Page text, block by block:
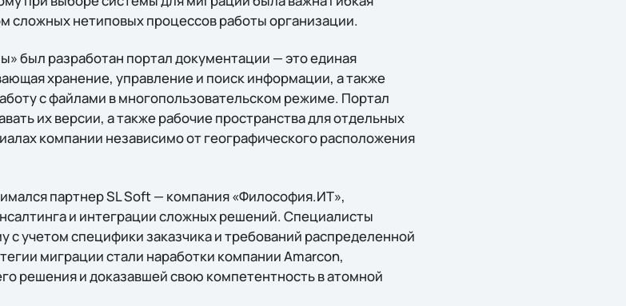
сложных нетиповых процессов работы организации.
был разработан портал документации — это единая
хранение, управление и поиск информации, а также
с файлами в многопользовательском режиме. Портал
их версии, а также рабочие пространства для отдельных
компании независимо от географического расположения
партнер SL Soft — компания «Философия.ИТ»,
и интеграции сложных решений. Специалисты
с учетом специфики заказчика и требований распределенной
миграции стали наработки компании Amarcon,
решения и доказавшей свою компетентность в атомной